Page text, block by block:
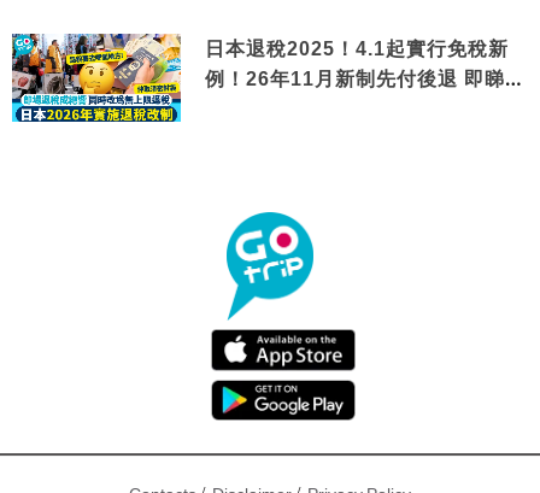
日本退稅2025！4.1起實行免稅新
例！26年11月新制先付後退 即睇步